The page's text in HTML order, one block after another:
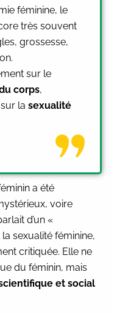
féminine, le
très souvent
grossesse,
sur le
corps,
la sexualité
a été
voire
d’un «
sexualité féminine,
critiquée. Elle ne
du féminin, mais
et social